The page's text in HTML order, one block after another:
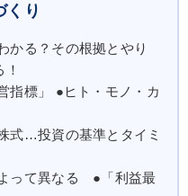
くり
かる？その根拠とやり
指標」 ●ヒト・モノ・カ
式…投資の基準とタイミ
って異なる ●「利益最